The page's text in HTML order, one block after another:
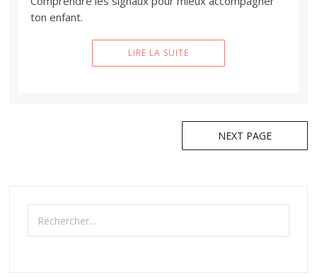
ton enfant.
LIRE LA SUITE
NEXT PAGE
Rechercher :